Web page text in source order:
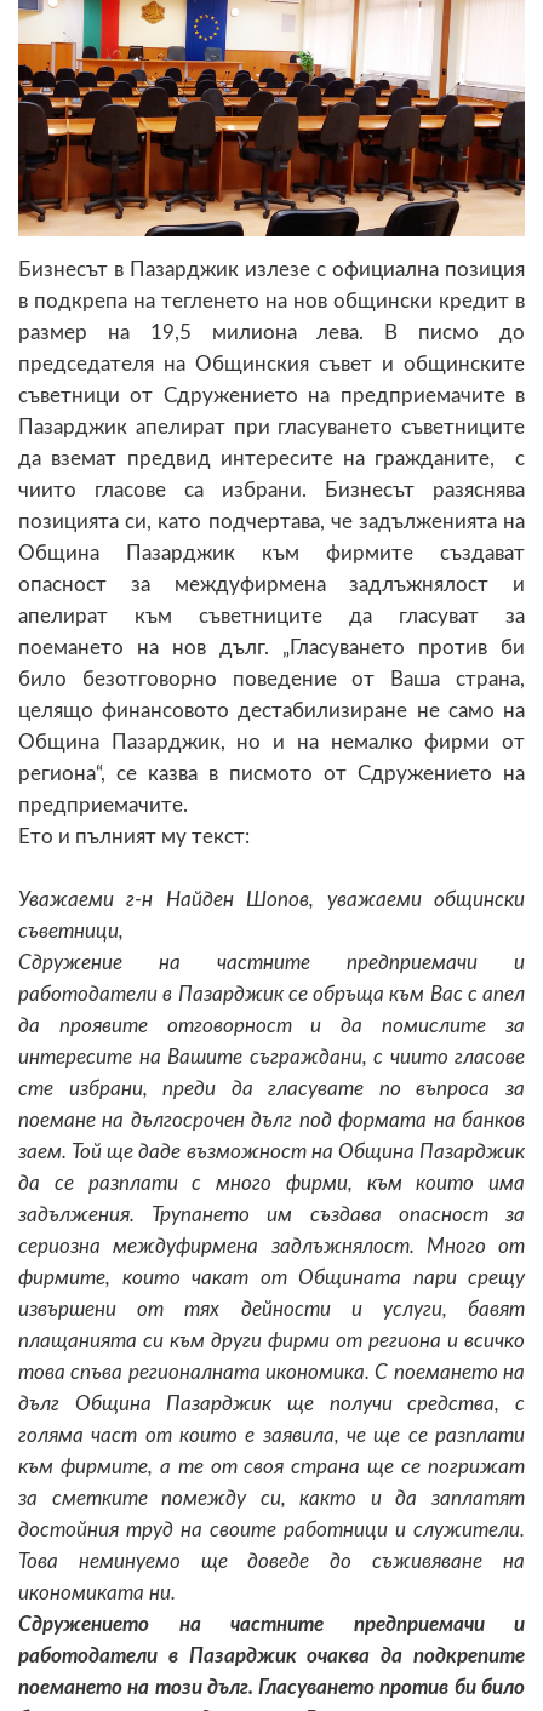
Бизнесът в Пазарджик излезе с официална позиция
в подкрепа на тегленето на нов общински кредит в
размер на 19,5 милиона лева. В писмо до
председателя на Общинския съвет и общинските
съветници от Сдружението на предприемачите в
Пазарджик апелират при гласуването съветниците
да вземат предвид интересите на гражданите, с
чиито гласове са избрани. Бизнесът разяснява
позицията си, като подчертава, че задълженията на
Община Пазарджик към фирмите създават
опасност за междуфирмена задлъжнялост и
апелират към съветниците да гласуват за
поемането на нов дълг. „Гласуването против би
било безотговорно поведение от Ваша страна,
целящо финансовото дестабилизиране не само на
Община Пазарджик, но и на немалко фирми от
региона“, се казва в писмото от Сдружението на
предприемачите.
Ето и пълният му текст:
Уважаеми г-н Найден Шопов, уважаеми общински
съветници,
Сдружение на частните предприемачи и
работодатели в Пазарджик се обръща към Вас с апел
да проявите отговорност и да помислите за
интересите на Вашите съграждани, с чиито гласове
сте избрани, преди да гласувате по въпроса за
поемане на дългосрочен дълг под формата на банков
заем. Той ще даде възможност на Община Пазарджик
да се разплати с много фирми, към които има
задължения. Трупането им създава опасност за
сериозна междуфирмена задлъжнялост. Много от
фирмите, които чакат от Общината пари срещу
извършени от тях дейности и услуги, бавят
плащанията си към други фирми от региона и всичко
това спъва регионалната икономика. С поемането на
дълг Община Пазарджик ще получи средства, с
голяма част от които е заявила, че ще се разплати
към фирмите, а те от своя страна ще се погрижат
за сметките помежду си, както и да заплатят
достойния труд на своите работници и служители.
Това неминуемо ще доведе до съживяване на
икономиката ни.
Сдружението на частните предприемачи и
работодатели в Пазарджик очаква да подкрепите
поемането на този дълг. Гласуването против би било